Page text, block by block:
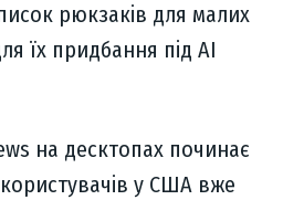
рюкзаків для малих
їх придбання під AI
на десктопах починає
користувачів у США вже